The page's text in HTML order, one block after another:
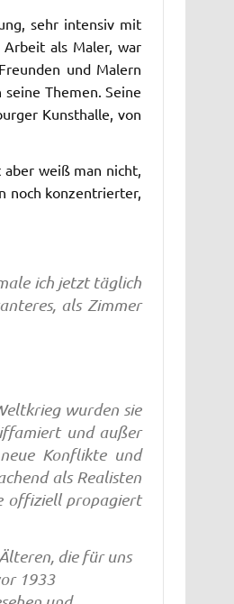
sehr intensiv mit
als Maler, war
und Malern
Themen. Seine
Kunsthalle, von
weiß man nicht,
noch konzentrierter,
ich jetzt täglich
als Zimmer
wurden sie
und außer
Konflikte und
als Realisten
offiziell propagiert
die für uns
1933